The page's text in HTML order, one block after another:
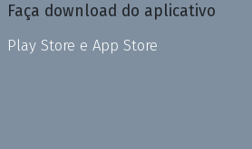
Faça download do aplicativo
Play Store e App Store